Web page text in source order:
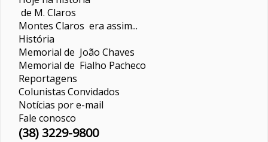
de M. Claros
Montes Claros era assim...
História
Memorial de João Chaves
Memorial de Fialho Pacheco
Reportagens
ColunistasConvidados
Notícias por e-mail
Fale conosco
(38) 3229-9800